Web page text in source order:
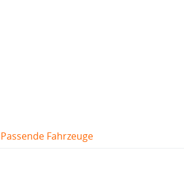
Passende Fahrzeuge